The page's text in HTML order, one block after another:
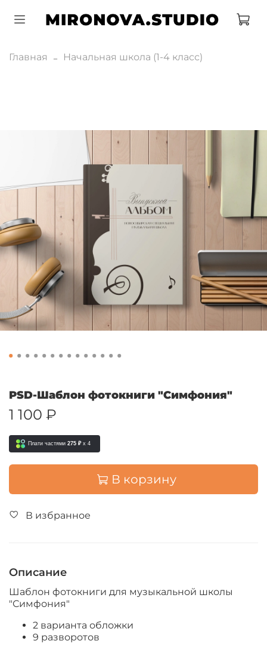
Главная Начальная школа (1-4 класс)
PSD-Шаблон фотокниги "Симфония"
1 100 ₽
Плати частями 275 ₽ x 4
В корзину
В избранное
Описание
Шаблон фотокниги для музыкальной школы
"Симфония"
2 варианта обложки
9 разворотов